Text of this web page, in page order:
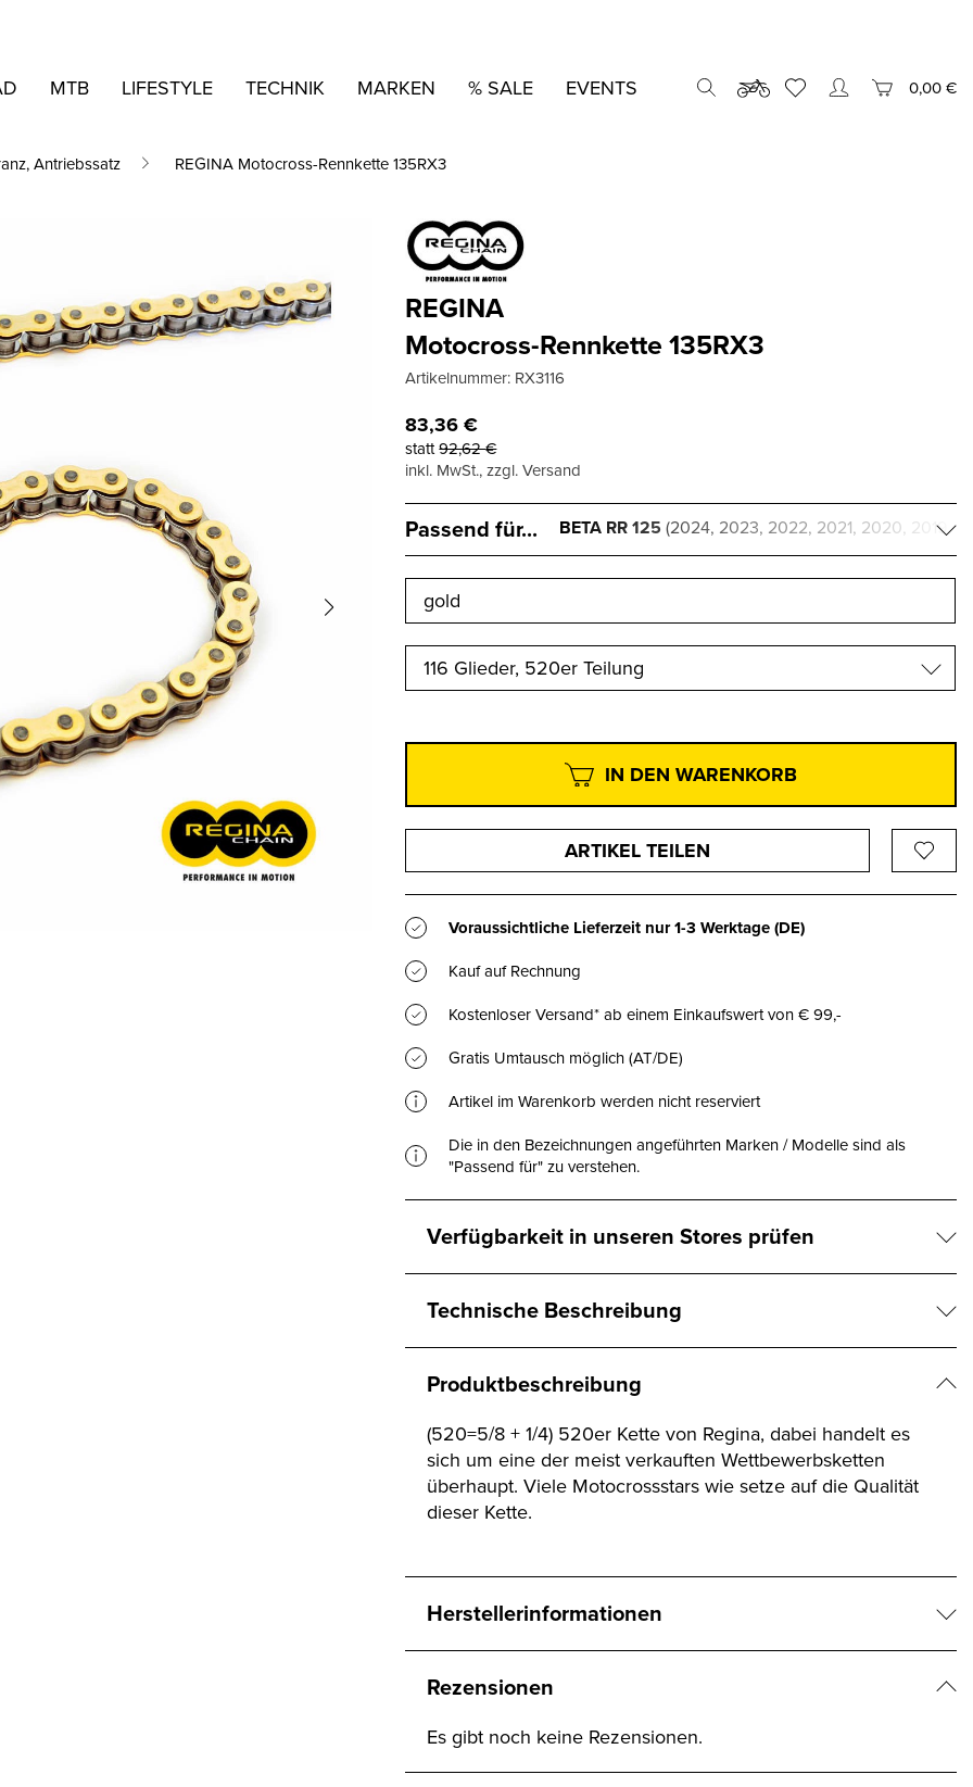
MTB LIFESTYLE TECHNIK MARKEN % SALE EVENTS 0,00 €
Antriebssatz REGINA Motocross-Rennkette 135RX3
REGINA
Motocross-Rennkette 135RX3
Artikelnummer: RX3116
83,36€
statt92,62€
inkl. MwSt., zzgl. Versand
Passend für... BETA RR 125 (2024, 2023, 2022, 2021, 2020, 2019,
2018, 2017, 2016, 2015, 2014, 2013, 2012, 2011, 2010,
2009, 2008)
116 Glieder, 520er Teilung
IN DEN WARENKORB
ARTIKEL TEILEN
Voraussichtliche Lieferzeit nur1-3 Werktage(DE)
Kauf auf Rechnung
Kostenloser Versand* ab einem Einkaufswert von € 99,-
Gratis Umtausch möglich (AT/DE)
Artikel im Warenkorb werden nicht reserviert
Die in den Bezeichnungen angeführten Marken / Modelle sind als
"Passend für" zu verstehen.
Verfügbarkeit in unseren Stores prüfen
Technische Beschreibung
Produktbeschreibung
(520=5/8 + 1/4) 520er Kette von Regina, dabei handelt es
sich um eine der meist verkauften Wettbewerbsketten
überhaupt. Viele Motocrossstars wie setze auf die Qualität
dieser Kette.
Herstellerinformationen
Rezensionen
Es gibt noch keine Rezensionen.